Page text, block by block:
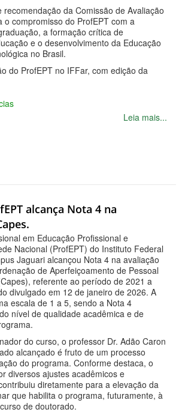
recomendação da Comissão de Avaliação
o compromisso do ProfEPT com a
a formação crítica de
e o desenvolvimento da Educação
no Brasil.
do ProfEPT no IFFar, com edição da
Leia mais...
alcança Nota 4 na
em Educação Profissional e
Nacional (ProfEPT) do Instituto Federal
Jaguari alcançou Nota 4 na avaliação
de Aperfeiçoamento de Pessoal
referente ao período de 2021 a
divulgado em 12 de janeiro de 2026. A
escala de 1 a 5, sendo a Nota 4
nível de qualidade acadêmica e de
do curso, o professor Dr. Adão Caron
alcançado é fruto de um processo
do programa. Conforme destaca, o
diversos ajustes acadêmicos e
diretamente para a elevação da
que habilita o programa, futuramente, à
de doutorado.